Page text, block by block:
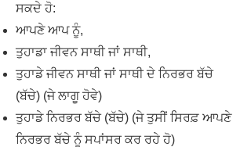
ਸਕਦੇ ਹੋ:
ਆਪਣੇ ਆਪ ਨੂੰ,
ਤੁਹਾਡਾ ਜੀਵਨ ਸਾਥੀ ਜਾਂ ਸਾਥੀ,
ਤੁਹਾਡੇ ਜੀਵਨ ਸਾਥੀ ਜਾਂ ਸਾਥੀ ਦੇ ਨਿਰਭਰ ਬੱਚੇ
(ਬੱਚੇ) (ਜੇ ਲਾਗੂ ਹੋਵੇ)
ਤੁਹਾਡੇ ਨਿਰਭਰ ਬੱਚੇ (ਬੱਚੇ) (ਜੇ ਤੁਸੀਂ ਸਿਰਫ਼ ਆਪਣੇ
ਨਿਰਭਰ ਬੱਚੇ ਨੂੰ ਸਪਾਂਸਰ ਕਰ ਰਹੇ ਹੋ)